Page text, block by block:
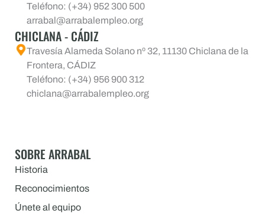
Teléfono: (+34) 952 300 500
arrabal@arrabalempleo.org
CHICLANA - CÁDIZ
Travesía Alameda Solano nº 32, 11130 Chiclana de la
Frontera, CÁDIZ
Teléfono: (+34) 956 900 312
chiclana@arrabalempleo.org
SOBRE ARRABAL
Historia
Reconocimientos
Únete al equipo